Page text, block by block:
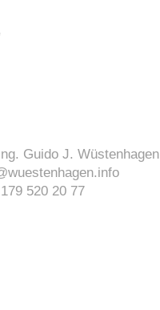
Guido J. Wüstenhagen
520 20 77